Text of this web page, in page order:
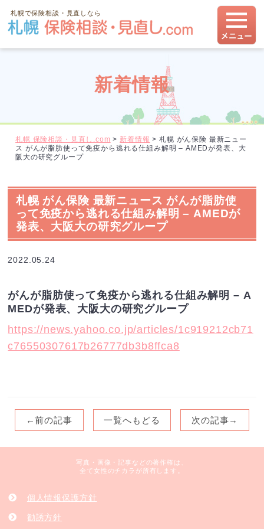
札幌で保険相談・見直しなら
新着情報
札幌 保険相談・見直し.com > 新着情報 > 札幌 がん保険 最新ニュー
ス がんが脂肪使って免疫から逃れる仕組み解明 – AMEDが発表、大
阪大の研究グループ
札幌 がん保険 最新ニュース がんが脂肪使
って免疫から逃れる仕組み解明 – AMEDが
発表、大阪大の研究グループ
2022.05.24
がんが脂肪使って免疫から逃れる仕組み解明 – A
MEDが発表、大阪大の研究グループ
https://news.yahoo.co.jp/articles/1c919212cb71
c76550307617b26777db3b8ffca8
←前の記事 一覧へもどる 次の記事→
写真・画像・記事などの著作権は、
全て女性のチカラが所有します。
個人情報保護方針
勧誘方針